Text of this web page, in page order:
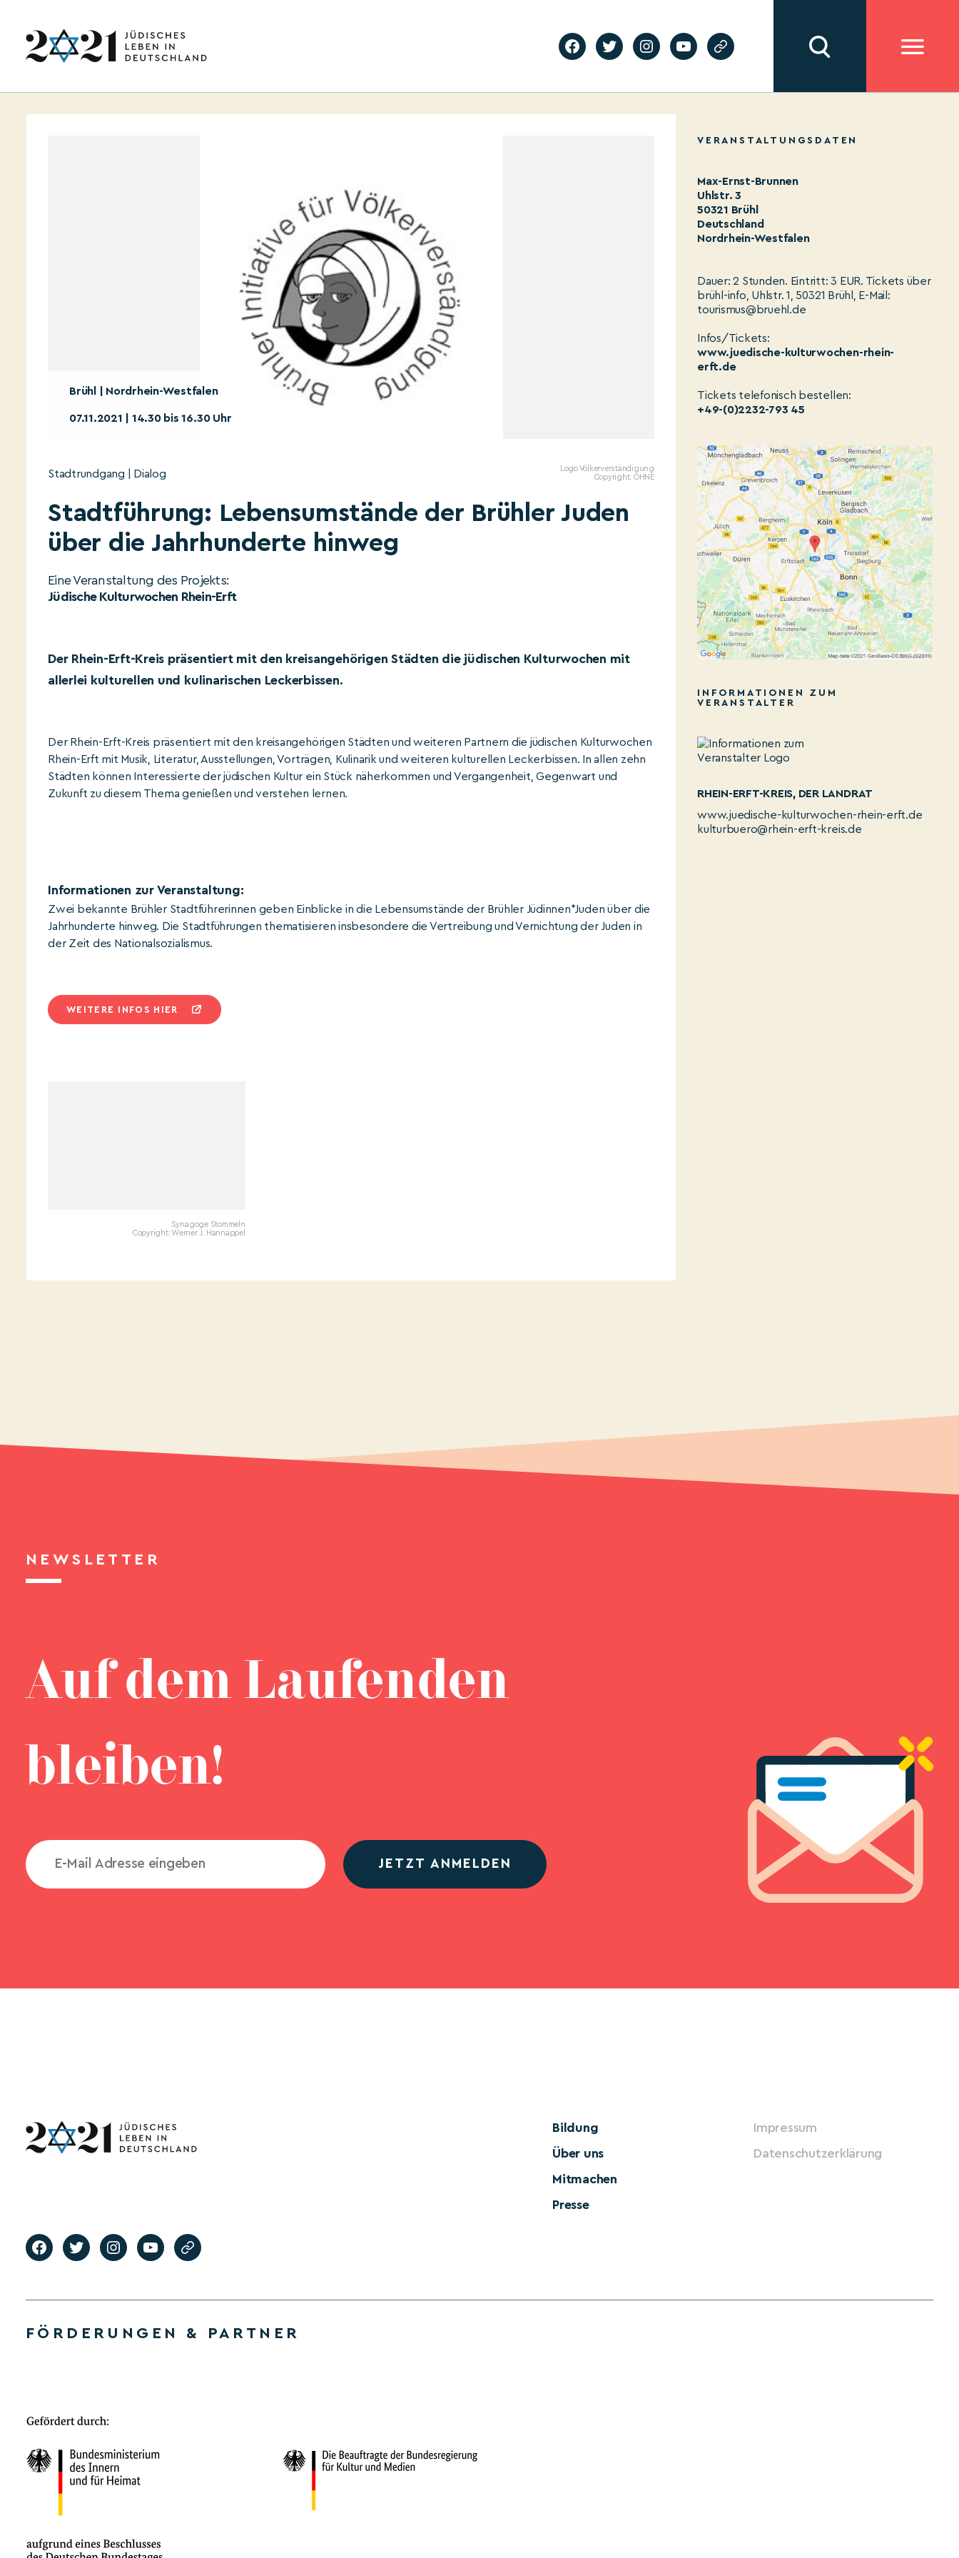
Brühl | Nordrhein-Westfalen
07.11.2021 | 14.30 bis 16.30 Uhr
Logo Völkerverständigung
Copyright: OHNE
Stadtrundgang | Dialog
Stadtführung: Lebensumstände der Brühler Juden
über die Jahrhunderte hinweg
Eine Veranstaltung des Projekts:
Jüdische Kulturwochen Rhein-Erft
Der Rhein-Erft-Kreis präsentiert mit den kreisangehörigen Städten die jüdischen Kulturwochen mit
allerlei kulturellen und kulinarischen Leckerbissen.
Der Rhein-Erft-Kreis präsentiert mit den kreisangehörigen Städten und weiteren Partnern die jüdischen Kulturwochen
Rhein-Erft mit Musik, Literatur, Ausstellungen, Vorträgen, Kulinarik und weiteren kulturellen Leckerbissen. In allen zehn
Städten können Interessierte der jüdischen Kultur ein Stück näherkommen und Vergangenheit, Gegenwart und
Zukunft zu diesem Thema genießen und verstehen lernen.
Informationen zur Veranstaltung:
Zwei bekannte Brühler Stadtführerinnen geben Einblicke in die Lebensumstände der Brühler Jüdinnen*Juden über die
Jahrhunderte hinweg. Die Stadtführungen thematisieren insbesondere die Vertreibung und Vernichtung der Juden in
der Zeit des Nationalsozialismus.
WEITERE INFOS HIER
Synagoge Stommeln
Copyright: Werner J. Hannappel
VERANSTALTUNGSDATEN
Max-Ernst-Brunnen
Uhlstr. 3
50321 Brühl
Deutschland
Nordrhein-Westfalen
Dauer: 2 Stunden. Eintritt: 3 EUR. Tickets über
brühl-info, Uhlstr. 1, 50321 Brühl, E-Mail:
tourismus@bruehl.de
Infos/Tickets:
www.juedische-kulturwochen-rhein-
erft.de
Tickets telefonisch bestellen:
+49-(0)2232-793 45
INFORMATIONEN ZUM
VERANSTALTER
RHEIN-ERFT-KREIS, DER LANDRAT
www.juedische-kulturwochen-rhein-erft.de
kulturbuero@rhein-erft-kreis.de
NEWSLETTER
Auf dem Laufenden
bleiben!
JETZT ANMELDEN
Bildung
Über uns
Mitmachen
Presse
Impressum
Datenschutzerklärung
FÖRDERUNGEN & PARTNER